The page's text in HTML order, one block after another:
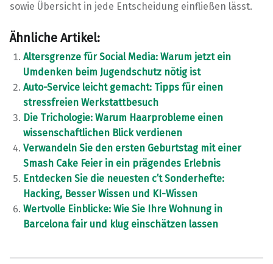
sowie Übersicht in jede Entscheidung einfließen lässt.
Ähnliche Artikel:
Altersgrenze für Social Media: Warum jetzt ein
Umdenken beim Jugendschutz nötig ist
Auto-Service leicht gemacht: Tipps für einen
stressfreien Werkstattbesuch
Die Trichologie: Warum Haarprobleme einen
wissenschaftlichen Blick verdienen
Verwandeln Sie den ersten Geburtstag mit einer
Smash Cake Feier in ein prägendes Erlebnis
Entdecken Sie die neuesten c’t Sonderhefte:
Hacking, Besser Wissen und KI-Wissen
Wertvolle Einblicke: Wie Sie Ihre Wohnung in
Barcelona fair und klug einschätzen lassen